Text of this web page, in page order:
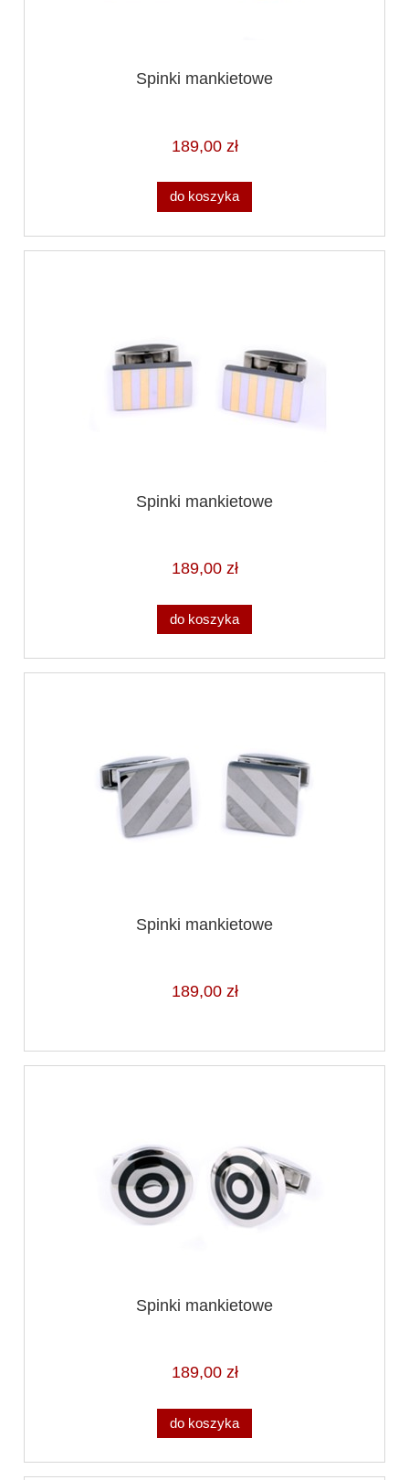
Spinki mankietowe
189,00 zł
do koszyka
Spinki mankietowe
189,00 zł
do koszyka
Spinki mankietowe
189,00 zł
Spinki mankietowe
189,00 zł
do koszyka